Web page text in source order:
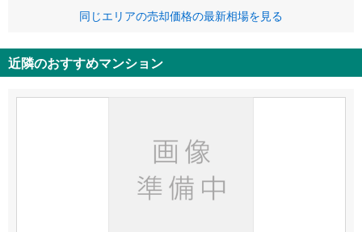
同じエリアの売却価格の最新相場を見る
近隣のおすすめマンション